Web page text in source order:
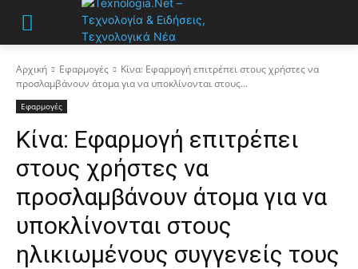
Αρχική Εφαρμογές
Κίνα: Εφαρμογή επιτρέπει στους χρήστες να
προσλαμβάνουν άτομα για να υποκλίνονται στους...
Εφαρμογές
Κίνα: Εφαρμογή επιτρέπει
στους χρήστες να
προσλαμβάνουν άτομα για να
υποκλίνονται στους
ηλικιωμένους συγγενείς τους